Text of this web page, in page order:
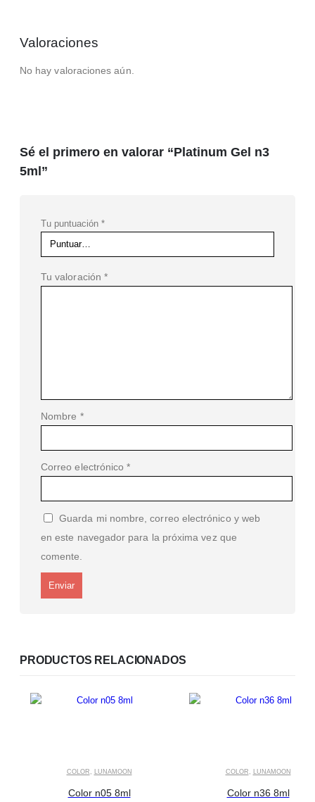
Valoraciones
No hay valoraciones aún.
Sé el primero en valorar “Platinum Gel n3
5ml”
Tu puntuación *
Tu valoración *
Nombre *
Correo electrónico*
Guarda mi nombre, correo electrónico y web
en este navegador para la próxima vez que
comente.
PRODUCTOS RELACIONADOS
COLOR , LUNAMOON
Color n05 8ml
COLOR , LUNAMOON
Color n36 8ml